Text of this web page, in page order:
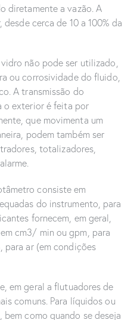
diretamente a vazão. A
cerca de 10 a 100% da
não pode ser utilizado,
ou corrosividade do fluido,
A transmissão do
o exterior é feita por
que movimenta um
podem também ser
totalizadores,
consiste em
do instrumento, para
fornecem, em geral,
cm3/ min ou gpm, para
para ar (em condições
em geral a flutuadores de
comuns. Para líquidos ou
como quando se deseja